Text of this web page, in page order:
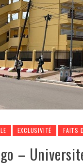
EXCLUSIVITÉ FAITS
–